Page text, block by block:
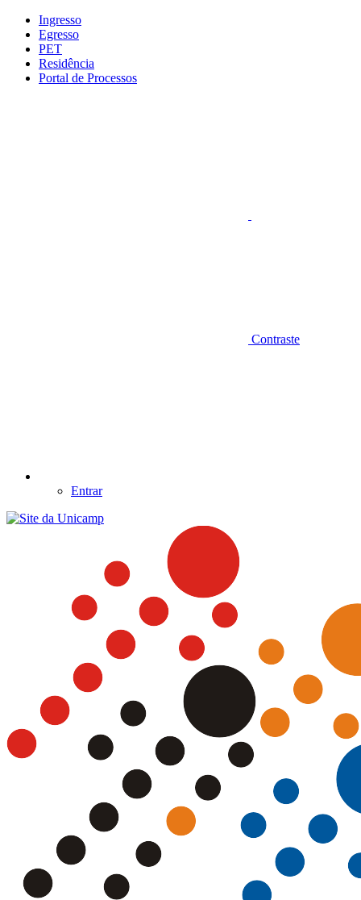
Conteúdo principal
Ingresso
Egresso
PET
Residência
Portal de Processos
Contraste
Entrar